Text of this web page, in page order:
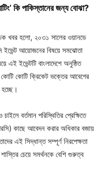
কি পাকিস্তানের জন্য বোঝা?
খবর হলো, ২০৩১ সালের ওয়ানডে
ইভেন্ট আয়োজনের বিষয়ে সমঝোতা
ইভেন্টটি বাংলাদেশে অনুষ্ঠিত
কোটি কোটি ক্রিকেট ভক্তের আবেগের
বর্তমান পরিস্থিতির প্রেক্ষিতে
কাছে আবেদন করার অধিকার বজায়
এই সিদ্ধান্ত সম্পূর্ণ নিরপেক্ষতা
চেয়ে সমর্থনকে বেশি গুরুত্ব